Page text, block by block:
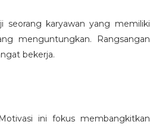
seorang karyawan yang memiliki
menguntungkan. Rangsangan
bekerja.
ini fokus membangkitkan